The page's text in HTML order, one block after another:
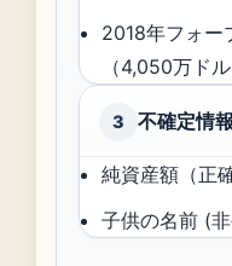
2018年フォー
（4,050万ドル
3 不確定情報
純資産額（正
子供の名前 (